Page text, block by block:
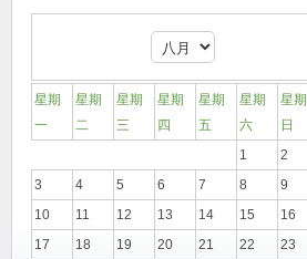
星期
一
星期
二
星期
三
星期
四
星期
五
星期
六
星期
日
1
2
3
4 5 6 7 8
9
10
11 12 13 14 15
16
17
18 19 20 21 22
23